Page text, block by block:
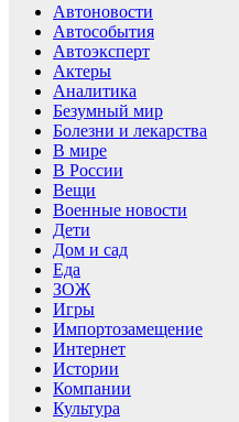
Автоновости
Автособытия
Автоэксперт
Актеры
Аналитика
Безумный мир
Болезни и лекарства
В мире
В России
Вещи
Военные новости
Дети
Дом и сад
Еда
ЗОЖ
Игры
Импортозамещение
Интернет
Истории
Компании
Культура